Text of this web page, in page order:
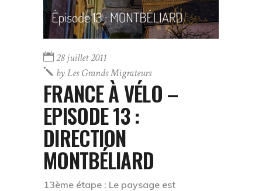
28 juillet 2011
byLes Grands Migrateurs
FRANCE À VÉLO –
EPISODE 13 :
DIRECTION
MONTBÉLIARD
13ème étape : Le paysage est